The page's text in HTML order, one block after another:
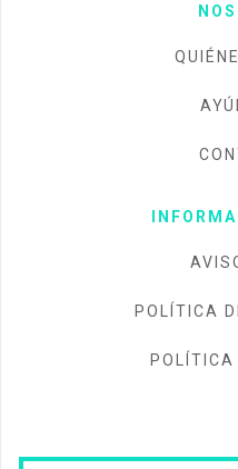
POLÍTICA
POLÍTICA